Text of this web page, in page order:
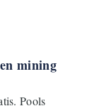
mining
Pools